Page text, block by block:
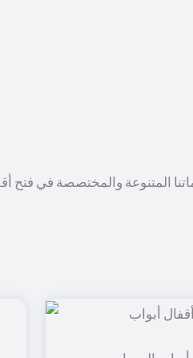
المتنوعة والمختصصة في فتح